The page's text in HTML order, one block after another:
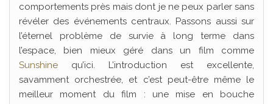
comportements près mais dont je ne peux parler sans
révéler des événements centraux. Passons aussi sur
l’éternel problème de survie à long terme dans
l’espace, bien mieux géré dans un film comme
Sunshine qu’ici. L’introduction est excellente,
savamment orchestrée, et c’est peut-être même le
meilleur moment du film : une mise en bouche